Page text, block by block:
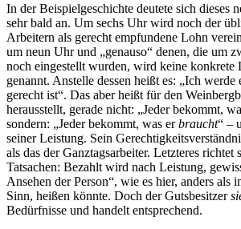
In der Beispielgeschichte deutete sich dieses
sehr bald an. Um sechs Uhr wird noch der
Arbeitern als gerecht empfundene Lohn
um neun Uhr und „genauso“ denen, die um
noch eingestellt wurden, wird keine konkrete
genannt. Anstelle dessen heißt es: „Ich werde
gerecht ist“. Das aber heißt für den
herausstellt, gerade nicht: „Jeder bekommt,
sondern: „Jeder bekommt, was erbraucht“ –
seiner Leistung. Sein
als das der Ganztagsarbeiter. Letzteres richtet
Tatsachen: Bezahlt wird nach Leistung,
Ansehen der Person“, wie es hier, anders als
Sinn, heißen könnte. Doch der Gutsbesitzer
Bedürfnisse und handelt entsprechend.